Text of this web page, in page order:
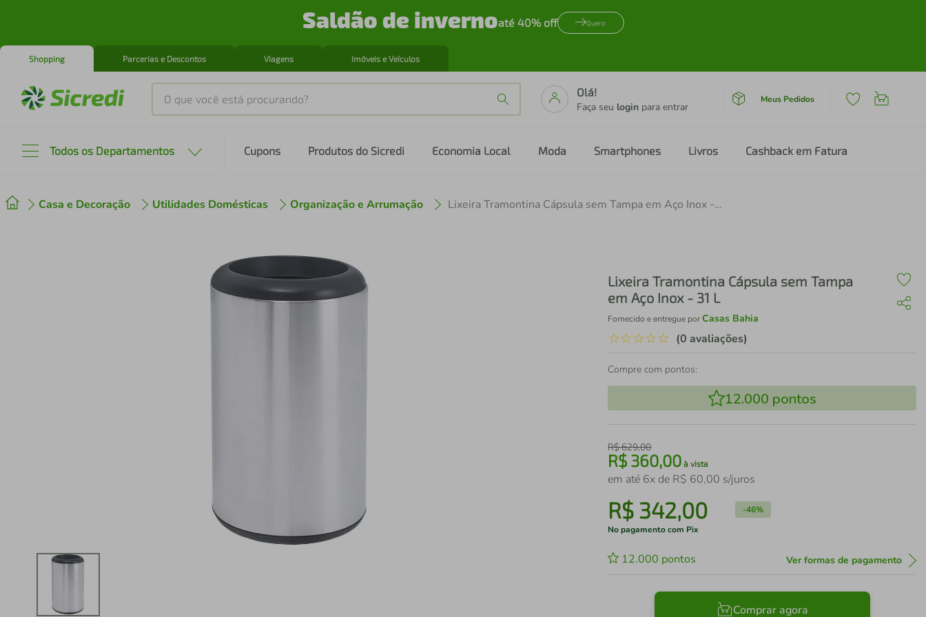
Saldão de invernoaté 40% off Quero
Shopping Parcerias e Descontos Viagens Imóveis e Veículos
O que você está procurando?
Olá!
Faça seu login para entrar
Meus Pedidos
Todos os Departamentos Cupons Produtos do Sicredi Economia Local Moda Smartphones Livros Cashback em Fatura
Casa e Decoração Utilidades Domésticas Organização e Arrumação Lixeira Tramontina Cápsula sem Tampa em Aço Inox - 31 L
Lixeira Tramontina Cápsula sem Tampa
em Aço Inox - 31 L
Fornecido e entregue porCasas Bahia
☆☆☆☆☆ (0 avaliações)
Compre com pontos:
12.000 pontos
R$629,00
R$360,00 à vista
em até 6x de R$ 60,00 s/juros
R$ 342,00 -46%
No pagamento com Pix
12.000 pontos Ver formas de pagamento
Comprar agora
º cafeteira